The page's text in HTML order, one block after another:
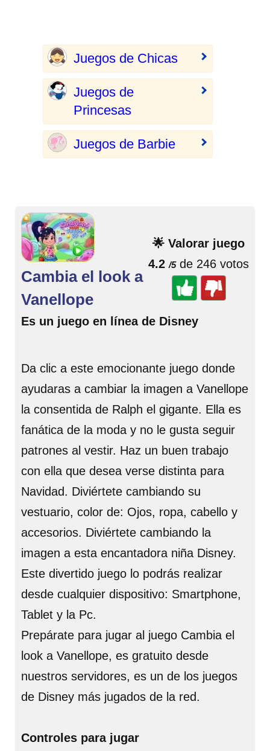
Juegos de Chicas
Juegos de
Princesas
Juegos de Barbie
🌟 Valorar juego
4.2 /5de 246 votos
Cambia el look a
Vanellope
Es un juego en línea de Disney
Da clic a este emocionante juego donde
ayudaras a cambiar la imagen a Vanellope
la consentida de Ralph el gigante. Ella es
fanática de la moda y no le gusta seguir
patrones al vestir. Haz un buen trabajo
con ella que desea verse distinta para
Navidad. Diviértete cambiando su
vestuario, color de: Ojos, ropa, cabello y
accesorios. Diviértete cambiando la
imagen a esta encantadora niña Disney.
Este divertido juego lo podrás realizar
desde cualquier dispositivo: Smartphone,
Tablet y la Pc.
Prepárate para jugar al juego Cambia el
look a Vanellope, es gratuito desde
nuestros servidores, es un de los juegos
de Disney más jugados de la red.
Controles para jugar